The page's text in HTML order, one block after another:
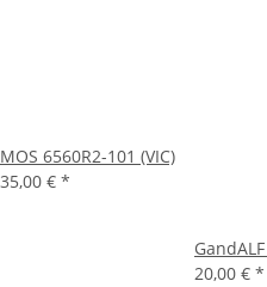
MOS 6560R2-101 (VIC)
35,00 € *
20,00 € *